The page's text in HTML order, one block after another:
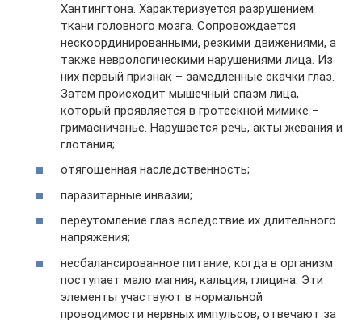
Хантингтона. Характеризуется разрушением
ткани головного мозга. Сопровождается
нескоординированными, резкими движениями, а
также неврологическими нарушениями лица. Из
них первый признак – замедленные скачки глаз.
Затем происходит мышечный спазм лица,
который проявляется в гротескной мимике –
гримасничанье. Нарушается речь, акты жевания и
глотания;
отягощенная наследственность;
паразитарные инвазии;
переутомление глаз вследствие их длительного
напряжения;
несбалансированное питание, когда в организм
поступает мало магния, кальция, глицина. Эти
элементы участвуют в нормальной
проводимости нервных импульсов, отвечают за